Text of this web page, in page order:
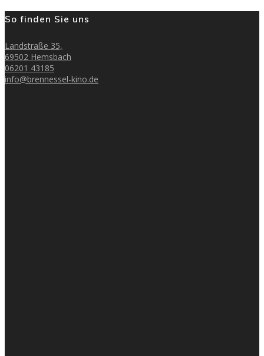
So finden Sie uns
Landstraße 35,
69502 Hemsbach
06201 43185
info@brennessel-kino.de